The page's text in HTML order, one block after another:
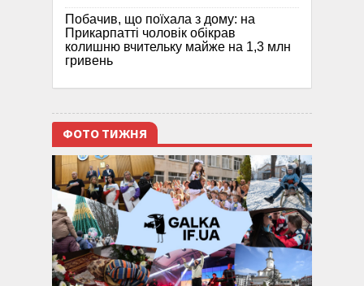
Побачив, що поїхала з дому: на
Прикарпатті чоловік обікрав
колишню вчительку майже на 1,3 млн
гривень
ФОТО ТИЖНЯ